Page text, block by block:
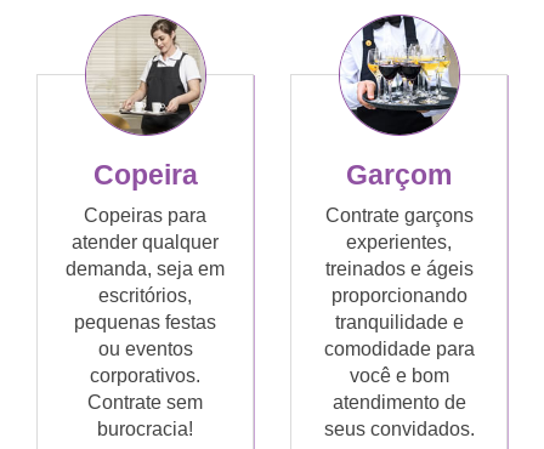
Copeira
Copeiras para
atender qualquer
demanda, seja em
escritórios,
pequenas festas
ou eventos
corporativos.
Contrate sem
burocracia!
Garçom
Contrate garçons
experientes,
treinados e ágeis
proporcionando
tranquilidade e
comodidade para
você e bom
atendimento de
seus convidados.